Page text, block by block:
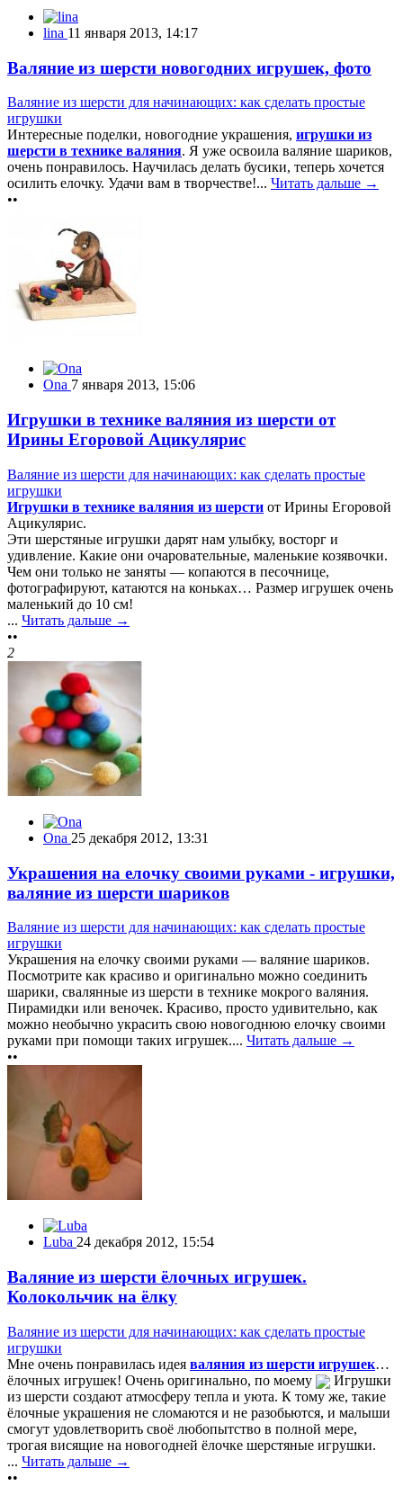
lina 11 января 2013, 14:17
Валяние из шерсти новогодних игрушек, фото
Валяние из шерсти для начинающих: как сделать простые
игрушки
Интересные поделки, новогодние украшения, игрушки из
шерсти в технике валяния. Я уже освоила валяние шариков,
очень понравилось. Научилась делать бусики, теперь хочется
осилить елочку. Удачи вам в творчестве!... Читать дальше →
••
Ona 7 января 2013, 15:06
Игрушки в технике валяния из шерсти от
Ирины Егоровой Ацикулярис
Валяние из шерсти для начинающих: как сделать простые
игрушки
Игрушки в технике валяния из шерсти от Ирины Егоровой
Ацикулярис.
Эти шерстяные игрушки дарят нам улыбку, восторг и
удивление. Какие они очаровательные, маленькие козявочки.
Чем они только не заняты — копаются в песочнице,
фотографируют, катаются на коньках… Размер игрушек очень
маленький до 10 см!
... Читать дальше →
••
2
Ona 25 декабря 2012, 13:31
Украшения на елочку своими руками - игрушки,
валяние из шерсти шариков
Валяние из шерсти для начинающих: как сделать простые
игрушки
Украшения на елочку своими руками — валяние шариков.
Посмотрите как красиво и оригинально можно соединить
шарики, свалянные из шерсти в технике мокрого валяния.
Пирамидки или веночек. Красиво, просто удивительно, как
можно необычно украсить свою новогоднюю елочку своими
руками при помощи таких игрушек.... Читать дальше →
••
Luba 24 декабря 2012, 15:54
Валяние из шерсти ёлочных игрушек.
Колокольчик на ёлку
Валяние из шерсти для начинающих: как сделать простые
игрушки
Мне очень понравилась идея валяния из шерсти игрушек…
ёлочных игрушек! Очень оригинально, по моему
Игрушки
из шерсти создают атмосферу тепла и уюта. К тому же, такие
ёлочные украшения не сломаются и не разобьются, и малыши
смогут удовлетворить своё любопытство в полной мере,
трогая висящие на новогодней ёлочке шерстяные игрушки.
... Читать дальше →
••